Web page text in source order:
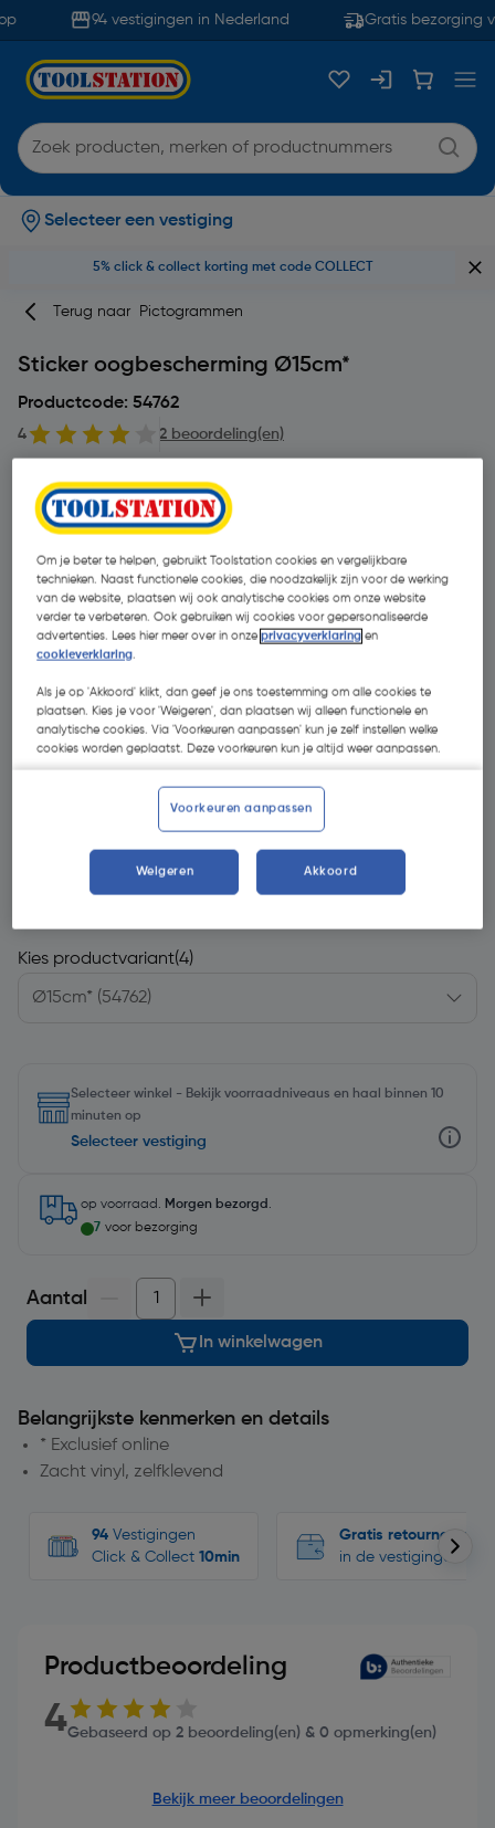
94 vestigingen in Nederland Gratis bezorging
Selecteer een vestiging
5% click & collect korting met code COLLECT
Terug naar Pictogrammen
Sticker oogbescherming Ø15cm*
Productcode: 54762
4 2 beoordeling(en)
- 50 %
€ 1,28
Kies productvariant(4)
Selecteer winkel - Bekijk voorraadniveaus en haal binnen 10
minuten op
Selecteer vestiging
op voorraad. Morgen bezorgd .
7 voor bezorging
Aantal
In winkelwagen
Belangrijkste kenmerken en details
* Exclusief online
Zacht vinyl, zelfklevend
94 Vestigingen
Click & Collect 10min
Gratis retourneren
in de vestigingen
Productbeoordeling
4Gebaseerd op 2 beoordeling(en) & 0 opmerking(en)
Bekijk meer beoordelingen
Om je beter te helpen, gebruikt Toolstation cookies en vergelijkbare
technieken. Naast functionele cookies, die noodzakelijk zijn voor de werking
van de website, plaatsen wij ook analytische cookies om onze website
verder te verbeteren. Ook gebruiken wij cookies voor gepersonaliseerde
advertenties. Lees hier meer over in onzeprivacyverklaring en
cookieverklaring.
Als je op 'Akkoord' klikt, dan geef je ons toestemming om alle cookies te
plaatsen. Kies je voor 'Weigeren', dan plaatsen wij alleen functionele en
analytische cookies. Via 'Voorkeuren aanpassen' kun je zelf instellen welke
cookies worden geplaatst. Deze voorkeuren kun je altijd weer aanpassen.
Voorkeuren aanpassen
Weigeren Akkoord